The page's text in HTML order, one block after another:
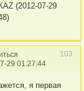
(2012-07-29
103
29 01:27:44
я первая